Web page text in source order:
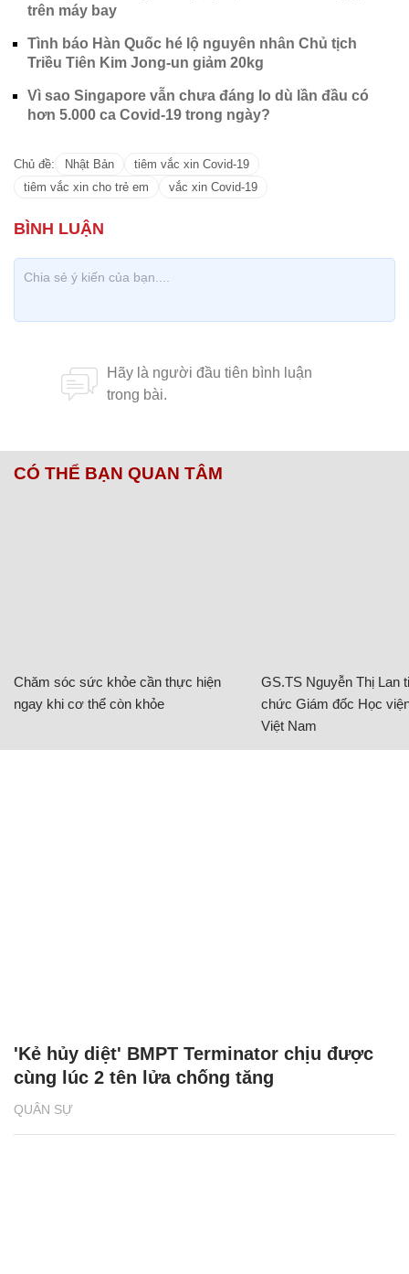
trên máy bay
Tình báo Hàn Quốc hé lộ nguyên nhân Chủ tịch
Triều Tiên Kim Jong-un giảm 20kg
Vì sao Singapore vẫn chưa đáng lo dù lần đầu có
hơn 5.000 ca Covid-19 trong ngày?
Chủ đề: Nhật Bản
tiêm vắc xin Covid-19
tiêm vắc xin cho trẻ em
vắc xin Covid-19
CÓ THỂ BẠN QUAN TÂM
Chăm sóc sức khỏe cần thực hiện
ngay khi cơ thể còn khỏe
GS.TS Nguyễn Thị Lan
chức Giám đốc Học
Việt Nam
QUÂN SỰ
'Kẻ hủy diệt' BMPT Terminator chịu được
cùng lúc 2 tên lửa chống tăng